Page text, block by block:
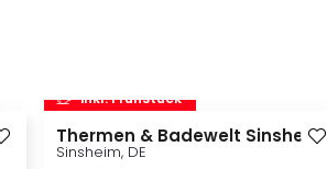
inkl. Frühstück
Thermen & Badewelt Sinsheim
Sinsheim, DE